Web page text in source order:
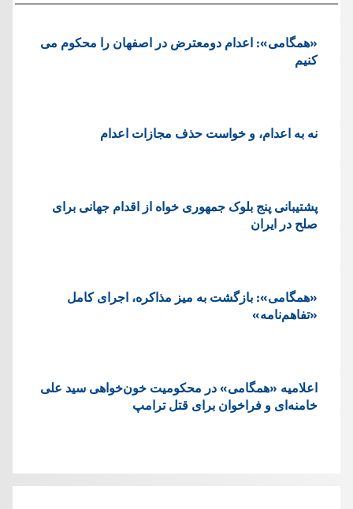
«همگامی»: اعدام دومعترض در اصفهان را محکوم می
کنیم
نه به اعدام، و خواست حذف مجازات اعدام
پشتيبانی پنج بلوک جمهوری خواه از اقدام جهانی برای
صلح در ایران
«همگامی»: بازگشت به میز مذاکره، اجرای کامل
«تفاهم‌نامه»
اعلامیه «همگامی» در محکومیت خون‌خواهی سید علی
خامنه‌ای و فراخوان برای قتل ترامپ